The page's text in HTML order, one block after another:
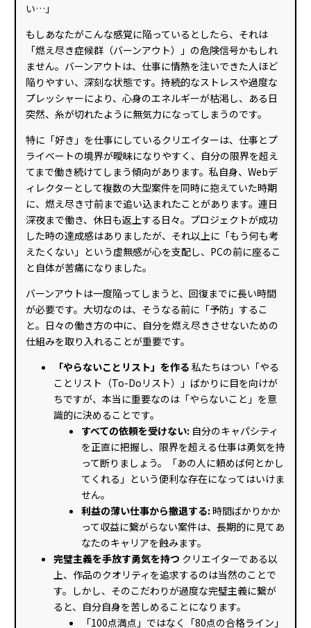
い…」
もしあなたがこんな感覚に陥っているとしたら、それは
「燃え尽き症候群（バーンアウト）」の危険信号かもしれ
ません。バーンアウトは、仕事に情熱を注いできた人ほど
陥りやすい、深刻な状態です。持続的なストレスや過度な
プレッシャーにより、心身のエネルギーが枯渇し、ある日
突然、糸が切れたように無気力になってしまうのです。
特に「好き」を仕事にしているクリエイターは、仕事とプ
ライベートの境界が曖昧になりやすく、自分の限界を超え
てまで働き続けてしまう傾向があります。私自身、Webデ
ィレクターとして複数の大型案件を同時に抱えていた時期
に、燃え尽き寸前まで追い込まれたことがあります。連日
深夜まで働き、休日も返上する日々。プロジェクトが成功
した時の達成感はありましたが、それ以上に「もう何も考
えたくない」という虚無感が心を支配し、PCの前に座るこ
と自体が苦痛になりました。
バーンアウトは一度陥ってしまうと、回復までに長い時間
が必要です。大切なのは、そうなる前に「予防」するこ
と。日々の働き方の中に、自分を燃え尽きさせないための
仕組みを取り入れることが重要です。
「やらないことリスト」を作る 私たちはつい「やる
ことリスト（To-Doリスト）」ばかりに目を向けが
ちですが、本当に重要なのは「やらないこと」を意
識的に決めることです。
すべての依頼を受けない: 自分のキャパシティ
を正直に把握し、限界を超える仕事は勇気を持
って断りましょう。「あの人に頼めば何とかし
てくれる」という便利な存在になってはいけま
せん。
利益の薄い仕事から撤退する: 時間ばかりかか
って収益に繋がらない案件は、長期的に見てあ
なたのキャリアを蝕みます。
完璧主義を手放す勇気を持つ クリエイターである以
上、作品のクオリティを追求するのは当然のことで
す。しかし、そのこだわりが過度な完璧主義に繋が
ると、自分自身を苦しめることになります。
「100点満点」ではなく「80点の合格ライン」